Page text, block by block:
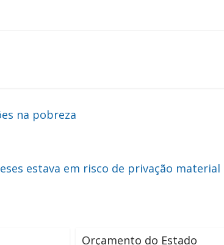
na pobreza
estava em risco de privação material
Orçamento do Estado